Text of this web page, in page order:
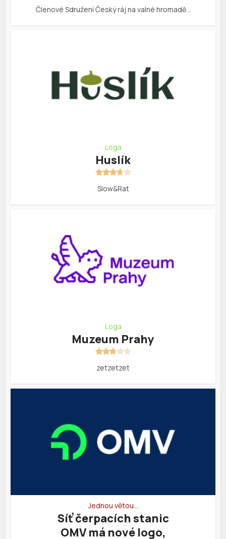
Členové Sdružení Český ráj na valné hromadě…
Loga
Huslík
Slow&Rat
Loga
Muzeum Prahy
zetzetzet
Jednou větou…
Síť čerpacích stanic
OMV má nové logo,